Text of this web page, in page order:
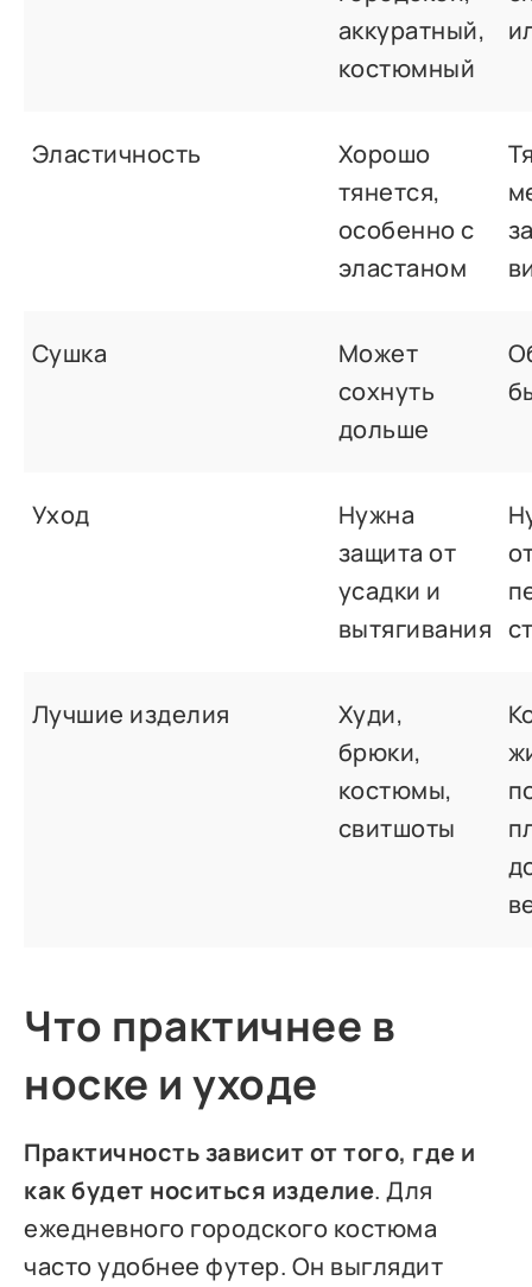
аккуратный,
костюмный
Эластичность
Хорошо
тянется,
особенно с
эластаном
Сушка
Может
сохнуть
дольше
Уход
Нужна
защита от
усадки и
вытягивания
Лучшие изделия
Худи,
брюки,
костюмы,
свитшоты
Что практичнее в
носке и уходе
Практичность зависит от того, где и
как будет носиться изделие. Для
ежедневного городского костюма
часто удобнее футер. Он выглядит